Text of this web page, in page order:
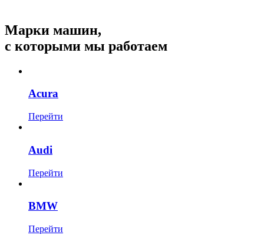
Марки машин,
с которыми мы работаем
Acura
Перейти
Audi
Перейти
BMW
Перейти